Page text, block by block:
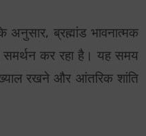
अनुसार, ब्रह्मांड भावनात्मक
समर्थन कर रहा है। यह समय
ख्याल रखने और आंतरिक शांति